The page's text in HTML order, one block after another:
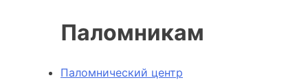
Паломникам
Паломнический центр